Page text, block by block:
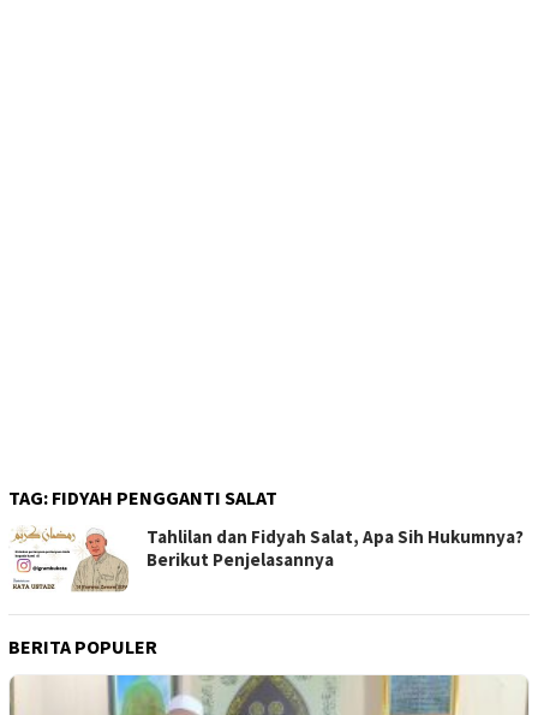
TAG: FIDYAH PENGGANTI SALAT
Tahlilan dan Fidyah Salat, Apa Sih Hukumnya?
Berikut Penjelasannya
BERITA POPULER